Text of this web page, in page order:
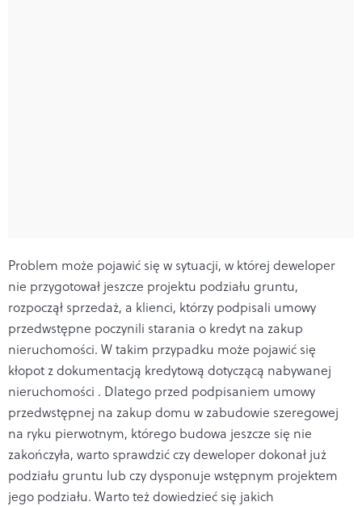
Problem może pojawić się w sytuacji, w której deweloper
nie przygotował jeszcze projektu podziału gruntu,
rozpoczął sprzedaż, a klienci, którzy podpisali umowy
przedwstępne poczynili starania o kredyt na zakup
nieruchomości. W takim przypadku może pojawić się
kłopot z dokumentacją kredytową dotyczącą nabywanej
nieruchomości . Dlatego przed podpisaniem umowy
przedwstępnej na zakup domu w zabudowie szeregowej
na ryku pierwotnym, którego budowa jeszcze się nie
zakończyła, warto sprawdzić czy deweloper dokonał już
podziału gruntu lub czy dysponuje wstępnym projektem
jego podziału. Warto też dowiedzieć się jakich